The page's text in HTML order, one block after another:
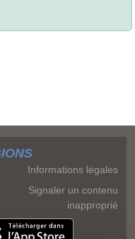
Informations légales
Signaler un contenu
inapproprié